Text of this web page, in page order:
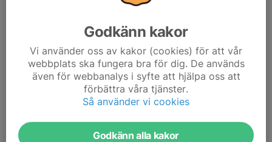
Godkänn kakor
Vi använder oss av kakor (cookies) för att vår
webbplats ska fungera bra för dig. De används
även för webbanalys i syfte att hjälpa oss att
förbättra våra tjänster.
Så använder vi cookies
Godkänn alla kakor